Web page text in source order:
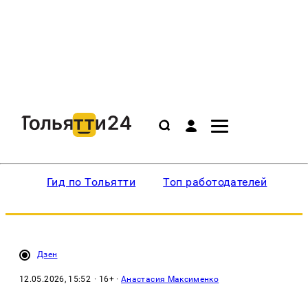
Гид по Тольятти Топ работодателей
Дзен
12.05.2026, 15:52 · 16+ ·Анастасия Максименко